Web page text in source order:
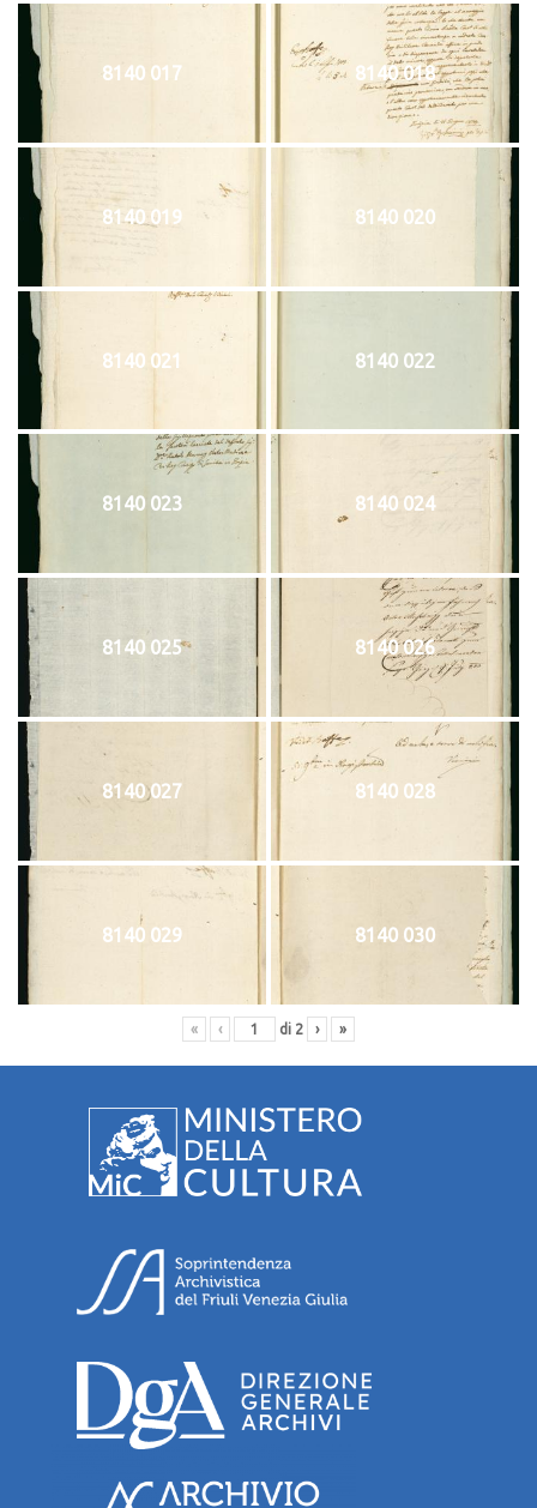
8140 017 8140 018
8140 019 8140 020
8140 021 8140 022
8140 023 8140 024
8140 025 8140 026
8140 027 8140 028
8140 029 8140 030
« ‹ di 2 › »